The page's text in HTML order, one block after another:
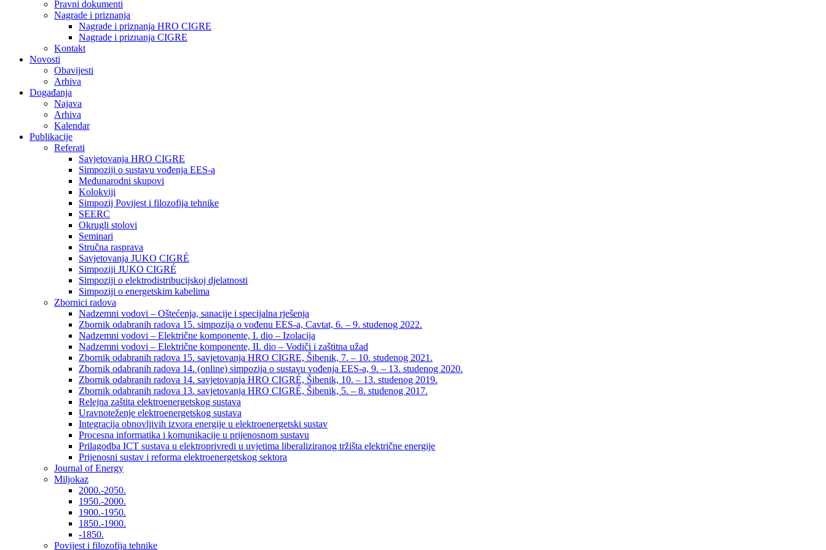
Pravni dokumenti
Nagrade i priznanja
Nagrade i priznanja HRO CIGRE
Nagrade i priznanja CIGRE
Kontakt
Novosti
Obavijesti
Arhiva
Događanja
Najava
Arhiva
Kalendar
Publikacije
Referati
Savjetovanja HRO CIGRE
Simpoziji o sustavu vođenja EES-a
Međunarodni skupovi
Kolokviji​
Simpozij Povijest i filozofija tehnike
SEERC
Okrugli stolovi
Seminari​
Stručna rasprava​
Savjetovanja JUKO CIGRÉ
Simpoziji JUKO CIGRÉ
Simpoziji o elektrodistribucijskoj djelatnosti
Simpoziji o energetskim kabelima
Zbornici radova
Nadzemni vodovi – Oštećenja, sanacije i specijalna rješenja
Zbornik odabranih radova 15. simpozija o vođenu EES-a, Cavtat, 6. – 9. studenog 2022.
Nadzemni vodovi – Električne komponente, I. dio – Izolacija
Nadzemni vodovi – Električne komponente, II. dio – Vodiči i zaštitna užad
Zbornik odabranih radova 15. savjetovanja HRO CIGRE, Šibenik, 7. – 10. studenog 2021.
Zbornik odabranih radova 14. (online) simpozija o sustavu vođenja EES-a, 9. – 13. studenog 2020.
Zbornik odabranih radova 14. savjetovanja HRO CIGRÉ, Šibenik, 10. – 13. studenog 2019.
Zbornik odabranih radova 13. savjetovanja HRO CIGRÉ, Šibenik, 5. – 8. studenog 2017.
Relejna zaštita elektroenergetskog sustava
Uravnoteženje elektroenergetskog sustava
Integracija obnovljivih izvora energije u elektroenergetski sustav
Procesna informatika i komunikacije u prijenosnom sustavu
Prilagodba ICT sustava u elektroprivredi u uvjetima liberaliziranog tržišta električne energije
Prijenosni sustav i reforma elektroenergetskog sektora
Journal of Energy
Miljokaz
2000.-2050.
1950.-2000.
1900.-1950.
1850.-1900.
-1850.
Povijest i filozofija tehnike